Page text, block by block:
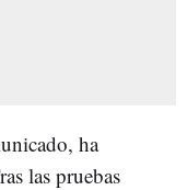
ha
las pruebas